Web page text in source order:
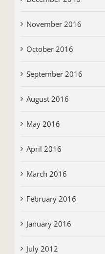
November 2016
October 2016
September 2016
August 2016
May 2016
April 2016
March 2016
February 2016
January 2016
July 2012